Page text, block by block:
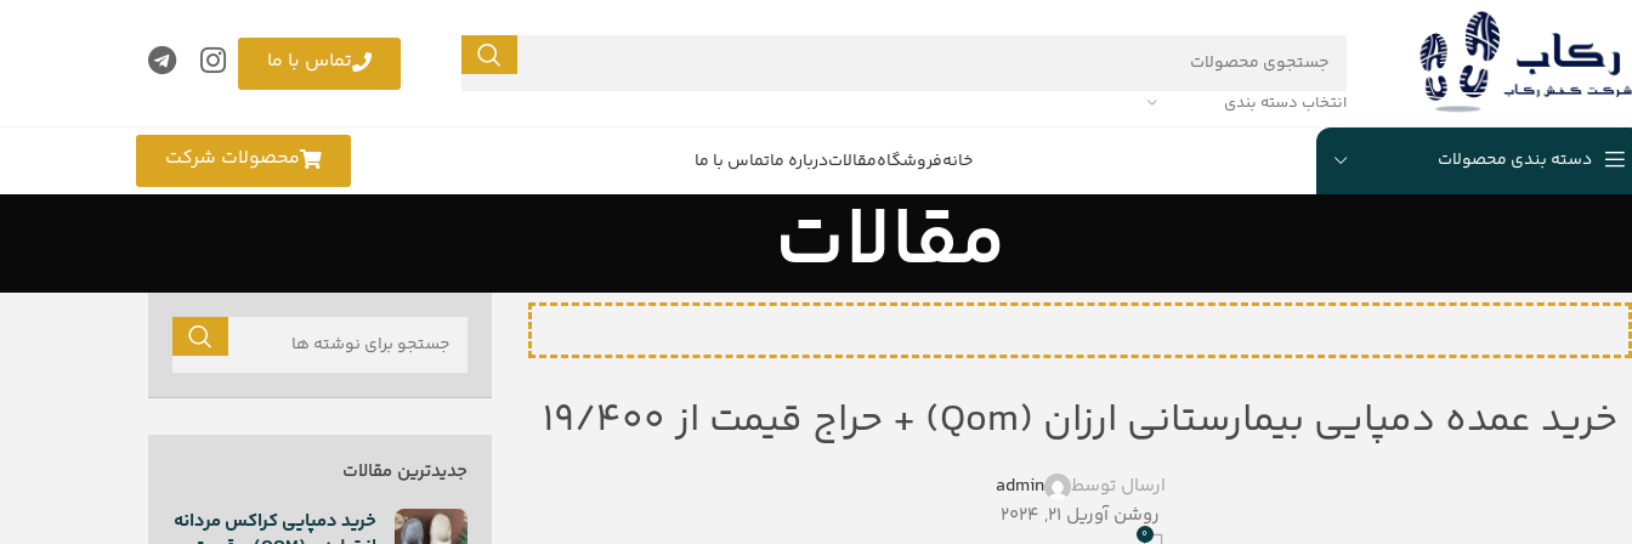
انتخاب دسته بندی
تماس با ما
دسته بندی محصولات خانهفروشگاهمقالاتدرباره ماتماس با ما محصولات شرکت
مقالات
خرید عمده دمپایی بیمارستانی ارزان (Qom) + حراج قیمت از ۱۹/۴۰۰
ارسال توسط
admin
روشن آوریل 21, 2024
0
جدیدترین مقالات
خرید دمپایی کراکس مردانه